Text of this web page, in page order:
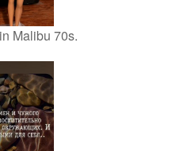
Malibu 70s.